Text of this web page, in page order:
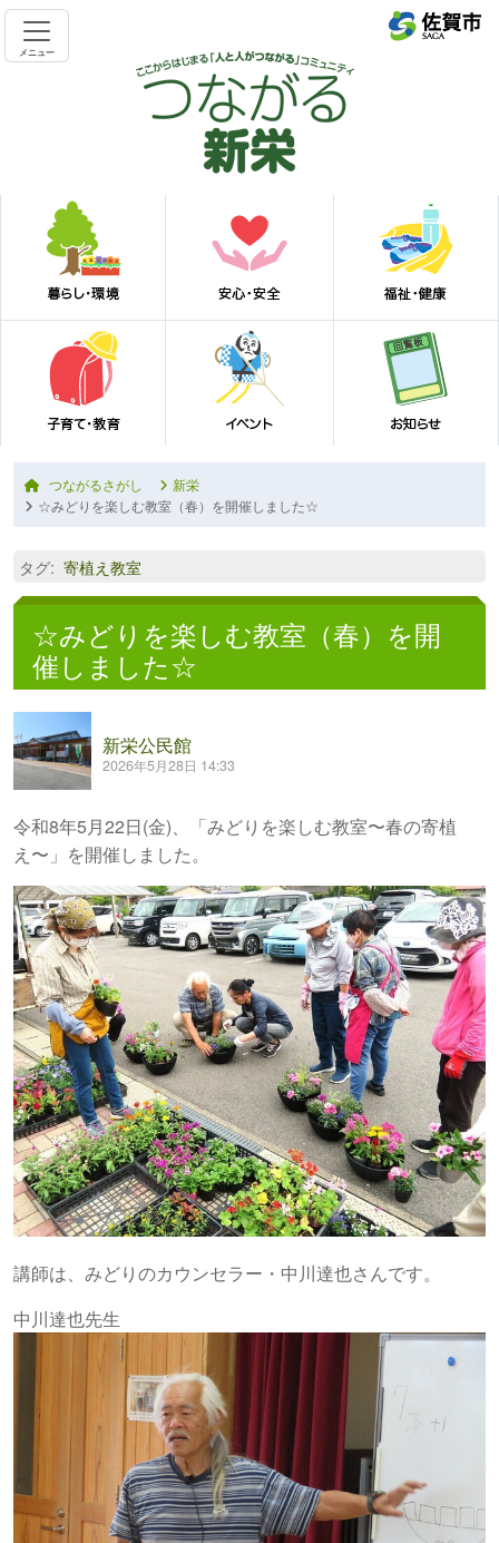
メニュー
つながるさがし
新栄
☆みどりを楽しむ教室（春）を開催しました☆
タグ: 寄植え教室
☆みどりを楽しむ教室（春）を開
催しました☆
新栄公民館
2026年5月28日 14:33
令和8年5月22日(金)、「みどりを楽しむ教室〜春の寄植
え〜」を開催しました。
講師は、みどりのカウンセラー・中川達也さんです。
中川達也先生